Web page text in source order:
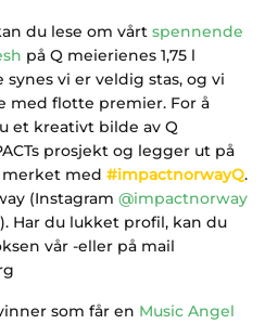
du lese om vårt spennende
på Q meierienes 1,75 l
vi er veldig stas, og vi
med flotte premier. For å
et kreativt bilde av Q
prosjekt og legger ut på
merket med #impactnorwayQ.
(Instagram @impactnorway
). Har du lukket profil, kan du
vår -eller på mail
som får en Music Angel